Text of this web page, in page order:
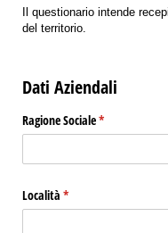
Il questionario intende
del territorio.
Dati Aziendali
Ragione Sociale*
(richiesto)
Località *
(richiesto)